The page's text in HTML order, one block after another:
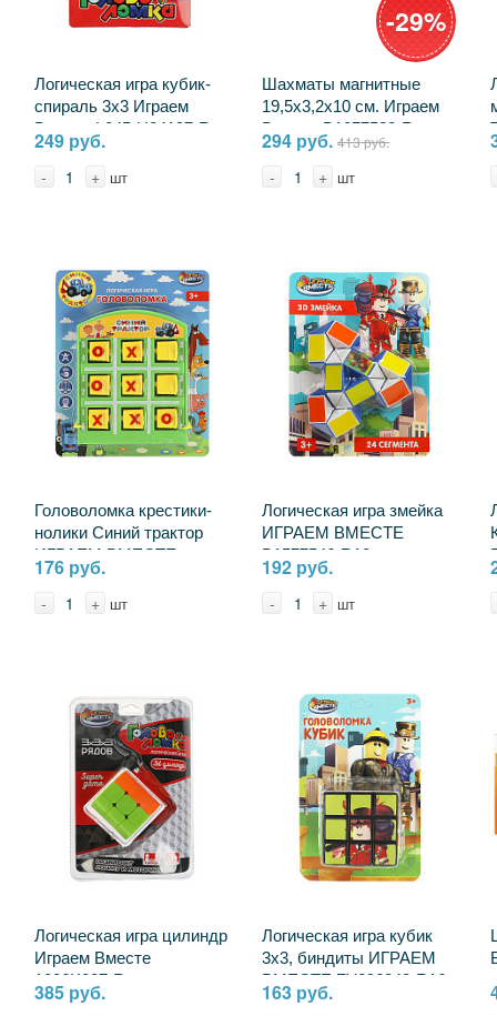
Логическая игра кубик-
спираль 3х3 Играем
Вместе L045-H24197-R
249 руб.
- + шт
-29%
Шахматы магнитные
19,5х3,2х10 см. Играем
Вместе B1877583-R
(144)
294 руб.413 руб.
- + шт
Головоломка крестики-
нолики Синий трактор
ИГРАЕМ ВМЕСТЕ
B1875604-R2
176 руб.
- + шт
Логическая игра змейка
ИГРАЕМ ВМЕСТЕ
B1577546-R10
192 руб.
- + шт
Логическая игра цилиндр
Играем Вместе
1806K037-R
385 руб.
Логическая игра кубик
3х3, биндиты ИГРАЕМ
ВМЕСТЕ ZY896242-R16
163 руб.